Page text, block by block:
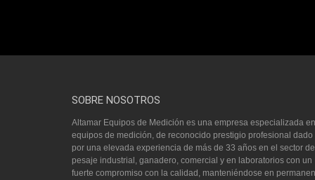
SOBRE NOSOTROS
Altamar Equipos de Medición es una empresa especializada en
equipos de medición, de reconocido prestigio profesional dado
por una elevada experiencia de más de 33 años en el sector del
pesaje industrial, ganadero, comercial y en laboratorios con un
fuerte compromiso con la calidad, manteniéndose en